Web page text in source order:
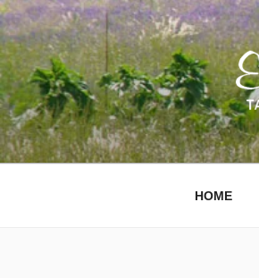
コ
ン
テ
ン
ツ
へ
ス
キ
HOME